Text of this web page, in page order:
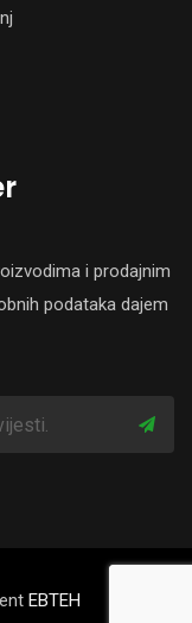
i prodajnim
podataka dajem
EBTEH